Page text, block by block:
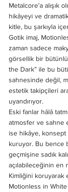
Metalcore’a alışık
hikâyeyi ve
kitle, bu şarkıyla
Gotik imaj,
zaman sadece
görsellik bir
the Dark” ile bu
sahnesinde değil,
estetik takipçileri
uyandırıyor.
Eski fanlar hâlâ
atmosfer ve sahne
ise hikâye, konsept
kuruyor. Bu bence
geçmişine sadık
açılabileceğinin en
Kimliğini koruyarak
Motionless in